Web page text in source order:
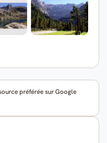
préférée sur Google